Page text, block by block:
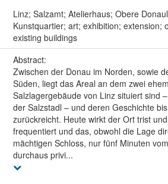
Linz; Salzamt; Atelierhaus; Obere
Kunstquartier; art; exhibition; extension;
existing buildings
Abstract:
Zwischen der Donau im Norden, sowie
Süden, liegt das Areal an dem zwei
Salzlagergebäude von Linz situiert sind
der Salzstadl – und deren Geschichte
zurückreicht. Heute wirkt der Ort trist
frequentiert und das, obwohl die Lage
mächtigen Schloss, nur fünf Minuten
durchaus privi...